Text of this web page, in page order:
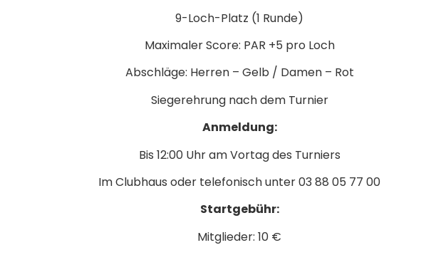
9-Loch-Platz (1 Runde)
Maximaler Score: PAR +5 pro Loch
Abschläge: Herren – Gelb / Damen – Rot
Siegerehrung nach dem Turnier
Anmeldung:
Bis 12:00 Uhr am Vortag des Turniers
Im Clubhaus oder telefonisch unter 03 88 05 77 00
Startgebühr:
Mitglieder: 10 €